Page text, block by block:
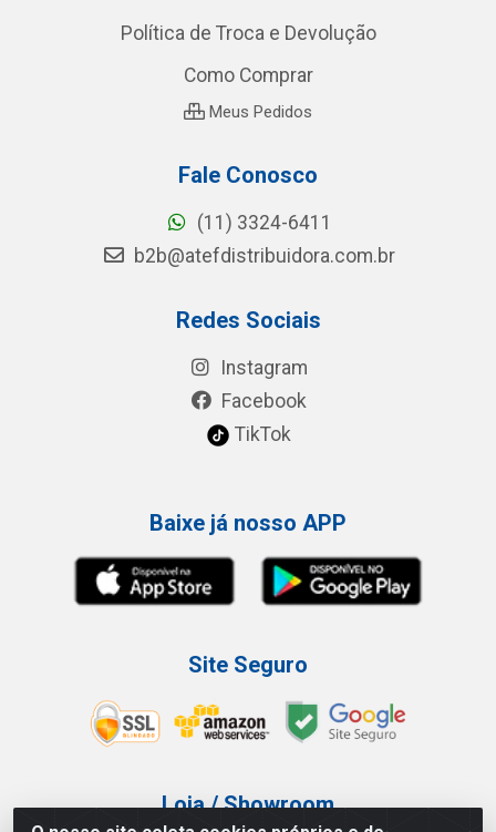
Política de Troca e Devolução
Como Comprar
Meus Pedidos
Fale Conosco
(11) 3324-6411
b2b@atefdistribuidora.com.br
Redes Sociais
Instagram
Facebook
TikTok
Baixe já nosso APP
Site Seguro
Loja / Showroom